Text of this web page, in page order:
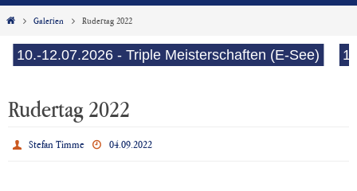
Start Galerien Rudertag 2022
12.07.2026 - Triple Meisterschaften (E-See) 15.-
Rudertag 2022
Stefan Timme 04.09.2022